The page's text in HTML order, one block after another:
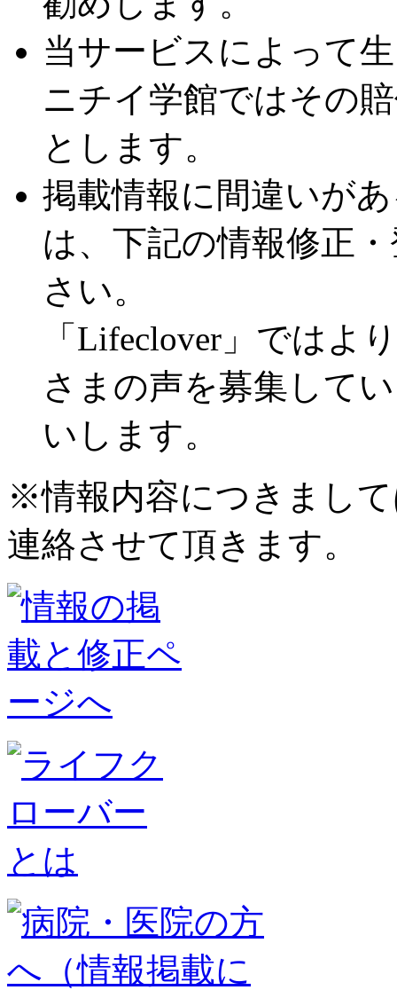
当サービスによって
ニチイ学館ではその
とします。
掲載情報に間違いが
は、下記の情報修正
さい。
「Lifeclover」ではよ
さまの声を募集して
いします。
※情報内容につきまし
連絡させて頂きます。